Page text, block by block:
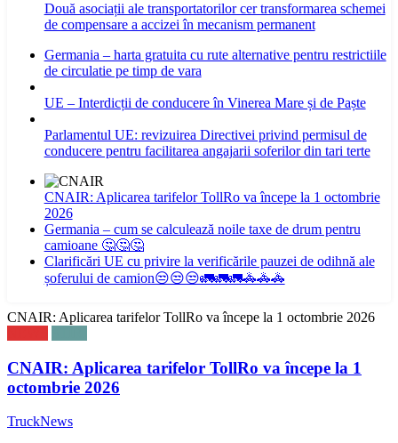
Două asociații ale transportatorilor cer transformarea schemei
de compensare a accizei în mecanism permanent
Germania – harta gratuita cu rute alternative pentru restrictiile
de circulatie pe timp de vara
UE – Interdicții de conducere în Vinerea Mare și de Paște
Parlamentul UE: revizuirea Directivei privind permisul de
conducere pentru facilitarea angajarii soferilor din tari terte
CNAIR: Aplicarea tarifelor TollRo va începe la 1 octombrie
2026
Germania – cum se calculează noile taxe de drum pentru
camioane 🤔🤔🤔
Clarificări UE cu privire la verificările pauzei de odihnă ale
șoferului de camion😒😒😒🚛🚛🚛🚓🚓🚓
CNAIR: Aplicarea tarifelor TollRo va începe la 1 octombrie 2026
CNAIR: Aplicarea tarifelor TollRo va începe la 1
octombrie 2026
TruckNews